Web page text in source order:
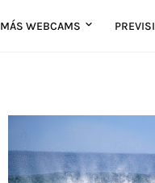
MÁS WEBCAMS